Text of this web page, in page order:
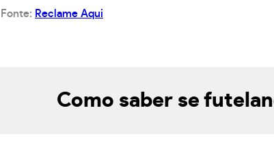
Fonte: Reclame Aqui
Como saber se